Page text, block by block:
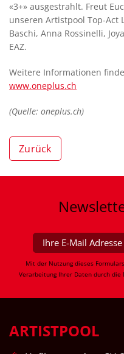
«3+» ausgestrahlt. Freut
unseren Artistpool Top-Act
Baschi, Anna Rossinelli,
EAZ.
Weitere Informationen
www.oneplus.ch
(Quelle: oneplus.ch)
Zurück
Mit der Nutzung dieses
Verarbeitung Ihrer Daten durch die
ARTISTPOOL